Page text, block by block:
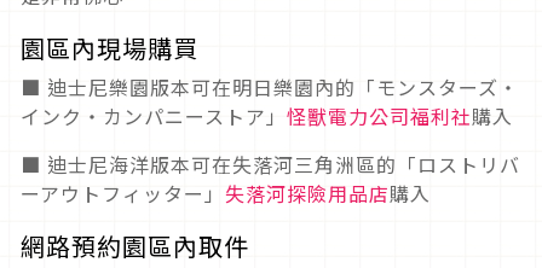
園區內現場購買
■ 迪士尼樂園版本可在明日樂園內的「モンスターズ・
インク・カンパニーストア」 怪獸電力公司福利社購入
■ 迪士尼海洋版本可在失落河三角洲區的「ロストリバ
ーアウトフィッター」 失落河探險用品店購入
網路預約園區內取件